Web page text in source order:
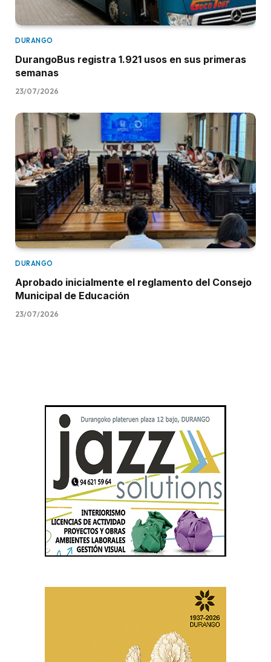
DURANGO
DurangoBus registra 1.921 usos en sus primeras
semanas
23/07/2026
DURANGO
Aprobado inicialmente el reglamento del Consejo
Municipal de Educación
23/07/2026